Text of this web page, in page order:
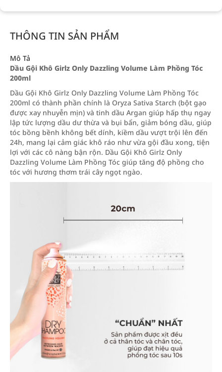
THÔNG TIN SẢN PHẨM
Mô Tả
Dầu Gội Khô Girlz Only Dazzling Volume Làm Phồng Tóc
200ml
Dầu Gội Khô Girlz Only Dazzling Volume Làm Phồng Tóc
200ml có thành phần chính là Oryza Sativa Starch (bột gạo
được xay nhuyễn mịn) và tinh dầu Argan giúp hấp thụ ngay
lập tức lượng dầu dư thừa và bụi bẩn, giảm bóng dầu, giúp
tóc bồng bềnh không bết dính, kiềm dầu vượt trội lên đến
24h, mang lại cảm giác khô ráo như vừa gội đầu xong, tiện
lợi với các cô nàng bận rộn. Dầu Gội Khô Girlz Only
Dazzling Volume Làm Phồng Tóc giúp tăng độ phồng cho
tóc với hương thơm trái cây ngọt ngào.